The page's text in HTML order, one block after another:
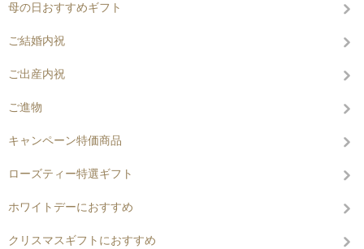
母の日おすすめギフト
ご結婚内祝
ご出産内祝
ご進物
キャンペーン特価商品
ローズティー特選ギフト
ホワイトデーにおすすめ
クリスマスギフトにおすすめ